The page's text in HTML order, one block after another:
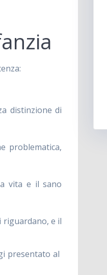
distinzione di
problematica,
vita e il sano
riguardano, e il
presentato al